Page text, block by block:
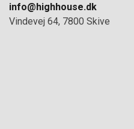
info@highhouse.dk
Vindevej 64, 7800 Skive